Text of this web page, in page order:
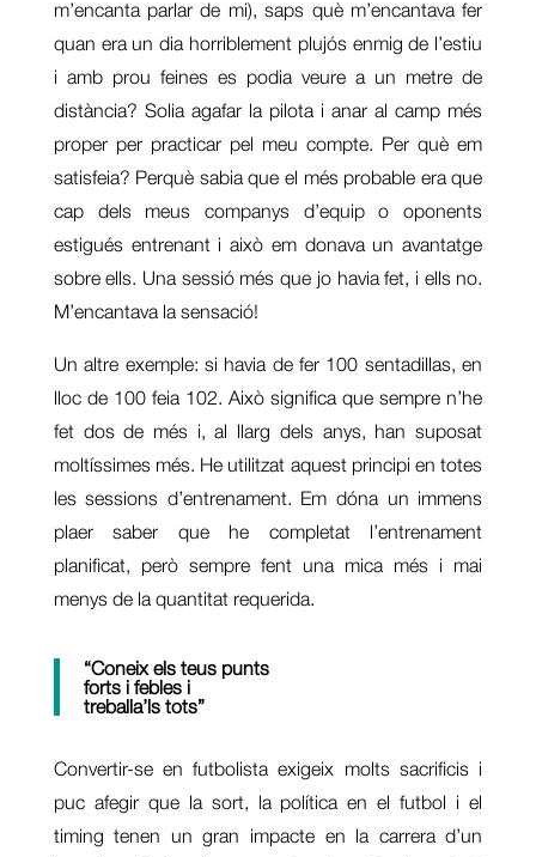
m’encanta parlar de mi), saps què m’encantava fer
quan era un dia horriblement plujós enmig de l’estiu
i amb prou feines es podia veure a un metre de
distància? Solia agafar la pilota i anar al camp més
proper per practicar pel meu compte. Per què em
satisfeia? Perquè sabia que el més probable era que
cap dels meus companys d’equip o oponents
estigués entrenant i això em donava un avantatge
sobre ells. Una sessió més que jo havia fet, i ells no.
M’encantava la sensació!
Un altre exemple: si havia de fer 100 sentadillas, en
lloc de 100 feia 102. Això significa que sempre n’he
fet dos de més i, al llarg dels anys, han suposat
moltíssimes més. He utilitzat aquest principi en totes
les sessions d’entrenament. Em dóna un immens
plaer saber que he completat l’entrenament
planificat, però sempre fent una mica més i mai
menys de la quantitat requerida.
“Coneix els teus punts
forts i febles i
treballa’ls tots”
Convertir-se en futbolista exigeix molts sacrificis i
puc afegir que la sort, la política en el futbol i el
timing tenen un gran impacte en la carrera d’un